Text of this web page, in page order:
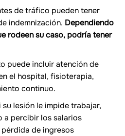
de tráfico pueden tener
indemnización. Dependiendo
rodeen su caso, podría tener
puede incluir atención de
el hospital, fisioterapia,
continuo.
su lesión le impide trabajar,
a percibir los salarios
de ingresos